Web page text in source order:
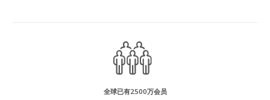
全球已有2500万会员